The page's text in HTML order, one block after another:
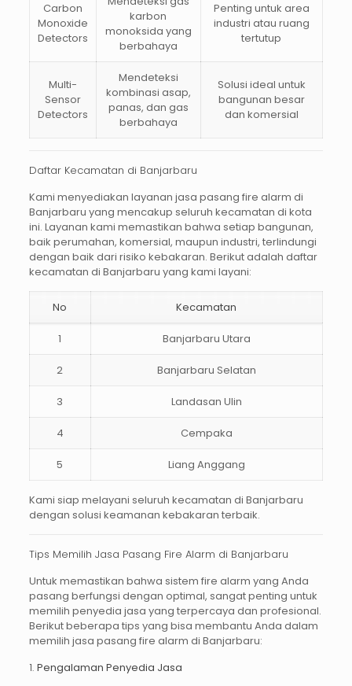
Carbon
Monoxide
Detectors
karbon
monoksida yang
berbahaya
Penting untuk area
industri atau ruang
tertutup
Multi-
Sensor
Detectors
Mendeteksi
kombinasi asap,
panas, dan gas
berbahaya
Solusi ideal untuk
bangunan besar
dan komersial
Daftar Kecamatan di Banjarbaru
Kami menyediakan layanan jasa pasang fire alarm di
Banjarbaru yang mencakup seluruh kecamatan di kota
ini. Layanan kami memastikan bahwa setiap bangunan,
baik perumahan, komersial, maupun industri, terlindungi
dengan baik dari risiko kebakaran. Berikut adalah daftar
kecamatan di Banjarbaru yang kami layani:
No Kecamatan
1 Banjarbaru Utara
2 Banjarbaru Selatan
3 Landasan Ulin
4 Cempaka
5 Liang Anggang
Kami siap melayani seluruh kecamatan di Banjarbaru
dengan solusi keamanan kebakaran terbaik.
Tips Memilih Jasa Pasang Fire Alarm di Banjarbaru
Untuk memastikan bahwa sistem fire alarm yang Anda
pasang berfungsi dengan optimal, sangat penting untuk
memilih penyedia jasa yang terpercaya dan profesional.
Berikut beberapa tips yang bisa membantu Anda dalam
memilih jasa pasang fire alarm di Banjarbaru:
1. Pengalaman Penyedia Jasa